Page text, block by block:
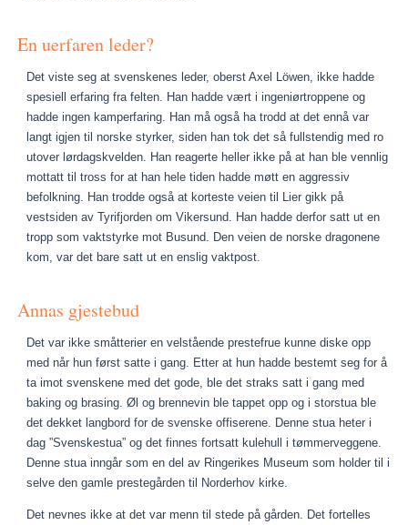
En uerfaren leder?
Det viste seg at svenskenes leder, oberst Axel Löwen, ikke hadde
spesiell erfaring fra felten. Han hadde vært i ingeniørtroppene og
hadde ingen kamperfaring. Han må også ha trodd at det ennå var
langt igjen til norske styrker, siden han tok det så fullstendig med ro
utover lørdagskvelden. Han reagerte heller ikke på at han ble vennlig
mottatt til tross for at han hele tiden hadde møtt en aggressiv
befolkning. Han trodde også at korteste veien til Lier gikk på
vestsiden av Tyrifjorden om Vikersund. Han hadde derfor satt ut en
tropp som vaktstyrke mot Busund. Den veien de norske dragonene
kom, var det bare satt ut en enslig vaktpost.
Annas gjestebud
Det var ikke småtterier en velstående prestefrue kunne diske opp
med når hun først satte i gang. Etter at hun hadde bestemt seg for å
ta imot svenskene med det gode, ble det straks satt i gang med
baking og brasing. Øl og brennevin ble tappet opp og i storstua ble
det dekket langbord for de svenske offiserene. Denne stua heter i
dag ”Svenskestua” og det finnes fortsatt kulehull i tømmerveggene.
Denne stua inngår som en del av Ringerikes Museum som holder til i
selve den gamle prestegården til Norderhov kirke.
Det nevnes ikke at det var menn til stede på gården. Det fortelles